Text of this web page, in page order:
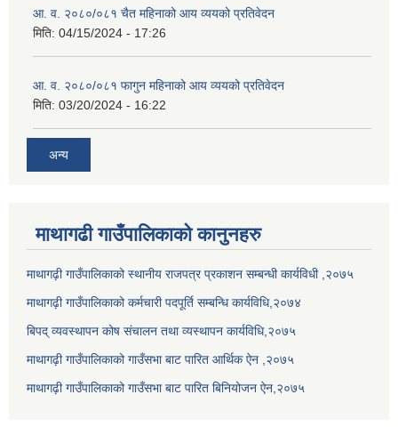
आ. व. २०८०/०८१ चैत महिनाको आय व्ययको प्रतिवेदन
मिति: 04/15/2024 - 17:26
आ. व. २०८०/०८१ फागुन महिनाको आय व्ययको प्रतिवेदन
मिति: 03/20/2024 - 16:22
अन्य
माथागढी गाउँपालिकाको कानुनहरु
माथागढ़ी गाउँपालिकाको स्थानीय राजपत्र प्रकाशन सम्बन्धी कार्यविधी ,२०७५
माथागढ़ी गाउँपालिकाको कर्मचारी पदपूर्ति सम्बन्धि कार्यविधि,२०७४
बिपद् व्यवस्थापन कोष संचालन तथा व्यस्थापन कार्यविधि,२०७५
माथागढ़ी गाउँपालिकाको गाउँसभा बाट पारित आर्थिक ऐन ,२०७५
माथागढ़ी गाउँपालिकाको गाउँसभा बाट पारित बिनियोजन ऐन,२०७५